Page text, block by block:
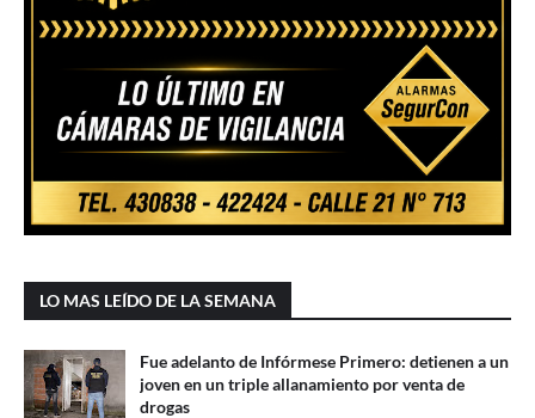
LO MAS LEÍDO DE LA SEMANA
Fue adelanto de Infórmese Primero: detienen a un
joven en un triple allanamiento por venta de
drogas